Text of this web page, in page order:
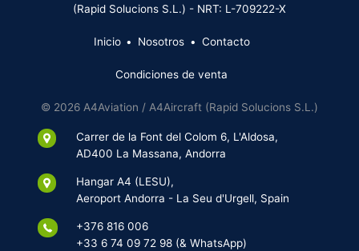
(Rapid Solucions S.L.) - NRT: L-709222-X
Inicio Nosotros Contacto
Condiciones de venta
© 2026 A4Aviation / A4Aircraft (Rapid Solucions S.L.)
Carrer de la Font del Colom 6, L'Aldosa,
AD400 La Massana, Andorra
Hangar A4 (LESU),
Aeroport Andorra - La Seu d'Urgell, Spain
+376 816 006
+33 6 74 09 72 98 (& WhatsApp)